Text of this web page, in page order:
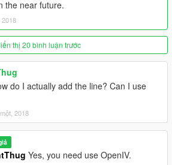
the near future.
2018
thị 20 bình luận trước
do I actually add the line? Can I use
2018
Yes, you need use OpenIV.